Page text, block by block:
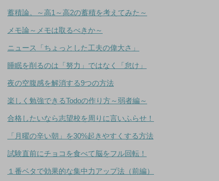
蓄積論。～高1～高2の蓄積を考えてみた～
メモ論～メモは取るべきか～
ニュース「ちょっとした工夫の偉大さ」
睡眠を削るのは「努力」ではなく「怠け」
夜の空腹感を解消する9つの方法
楽しく勉強できるTodoの作り方～弱者編～
合格したいなら志望校を周りに言いふらせ！
「月曜の辛い朝」を30%起きやすくする方法
試験直前にチョコを食べて脳をフル回転！
１番ベタで効果的な集中力アップ法（前編）